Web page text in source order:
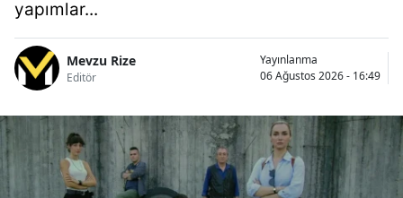
yapımlar...
Mevzu Rize
Editör
Yayınlanma
06 Ağustos 2026 - 16:49